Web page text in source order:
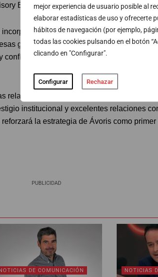
mejor experiencia de usuario posible al
elaborar estadísticas de uso y ofrecerte
hábitos de navegación (por ejemplo,
todas las cookies pulsando en el botón
clicando en "Configurar".
Configurar Rechazar
Board.
al grupo de referencia de
grandes oportunidades para
en poder aportar mi experiencia de
relaciones externas de Ávoris, además de
institucional y excelentes relaciones
la estrategia de Ávoris como primer
PUBLICIDAD
NOTICIAS DE COMUNICACIÓN NOTICIAS